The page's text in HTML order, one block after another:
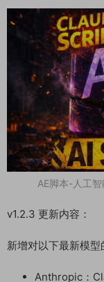
AE脚本-人工
v1.2.3 更新内容：
新增对以下最新模型
Anthropic：